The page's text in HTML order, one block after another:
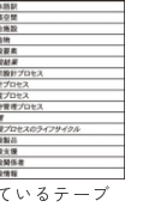
いるテーブ